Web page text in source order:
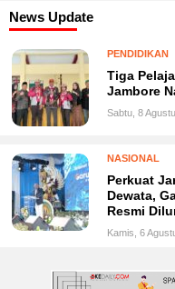
News Update
PENDIDIKAN
Tiga
Jambore
Sabtu, 8
NASIONAL
Perkuat
Dewata,
Resmi
Kamis, 6